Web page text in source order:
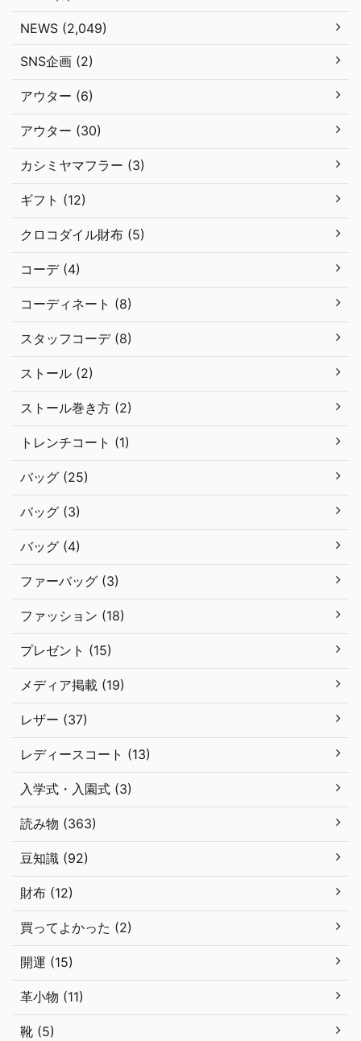
NEWS (2,049)
SNS企画 (2)
アウター (6)
アウター (30)
カシミヤマフラー (3)
ギフト (12)
クロコダイル財布 (5)
コーデ (4)
コーディネート (8)
スタッフコーデ (8)
ストール (2)
ストール巻き方 (2)
トレンチコート (1)
バッグ (25)
バッグ (3)
バッグ (4)
ファーバッグ (3)
ファッション (18)
プレゼント (15)
メディア掲載 (19)
レザー (37)
レディースコート (13)
入学式・入園式 (3)
読み物 (363)
豆知識 (92)
財布 (12)
買ってよかった (2)
開運 (15)
革小物 (11)
靴 (5)